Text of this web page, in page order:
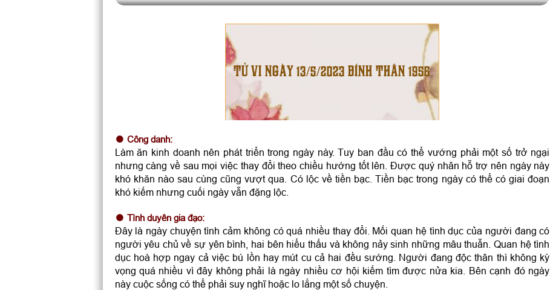
TỬ VI NGÀY 13/5/2023 BÍNH THÂN 1956
Công danh:
Làm ăn kinh doanh nên phát triển trong ngày này. Tuy ban đầu có thể vướng phải một số trở ngại
nhưng càng về sau mọi việc thay đổi theo chiều hướng tốt lên. Được quý nhân hỗ trợ nên ngày này
khó khăn nào sau cùng cũng vượt qua. Có lộc về tiền bạc. Tiền bạc trong ngày có thể có giai đoạn
khó kiếm nhưng cuối ngày vẫn đặng lộc.
Tình duyên gia đạo:
Đây là ngày chuyện tình cảm không có quá nhiều thay đổi. Mối quan hệ tình dục của người đang có
người yêu chủ về sự yên bình, hai bên hiểu thấu và không nảy sinh những mâu thuẫn. Quan hệ tình
dục hoà hợp ngay cả việc bú lồn hay mút cu cả hai đều sướng. Người đang độc thân thì không kỳ
vọng quá nhiều vì đây không phải là ngày nhiều cơ hội kiếm tìm được nửa kia. Bên cạnh đó ngày
này cuộc sống có thể phải suy nghĩ hoặc lo lắng một số chuyện.